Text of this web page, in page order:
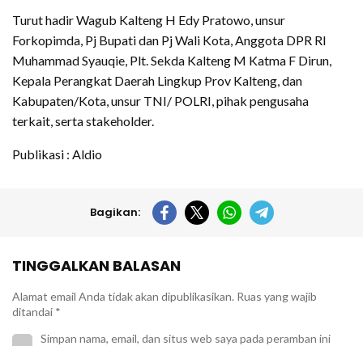
Turut hadir Wagub Kalteng H Edy Pratowo, unsur
Forkopimda, Pj Bupati dan Pj Wali Kota, Anggota DPR RI
Muhammad Syauqie, Plt. Sekda Kalteng M Katma F Dirun,
Kepala Perangkat Daerah Lingkup Prov Kalteng, dan
Kabupaten/Kota, unsur TNI/ POLRI, pihak pengusaha
terkait, serta stakeholder.
Publikasi : Aldio
Bagikan:
TINGGALKAN BALASAN
Alamat email Anda tidak akan dipublikasikan. Ruas yang wajib
ditandai *
Simpan nama, email, dan situs web saya pada peramban ini